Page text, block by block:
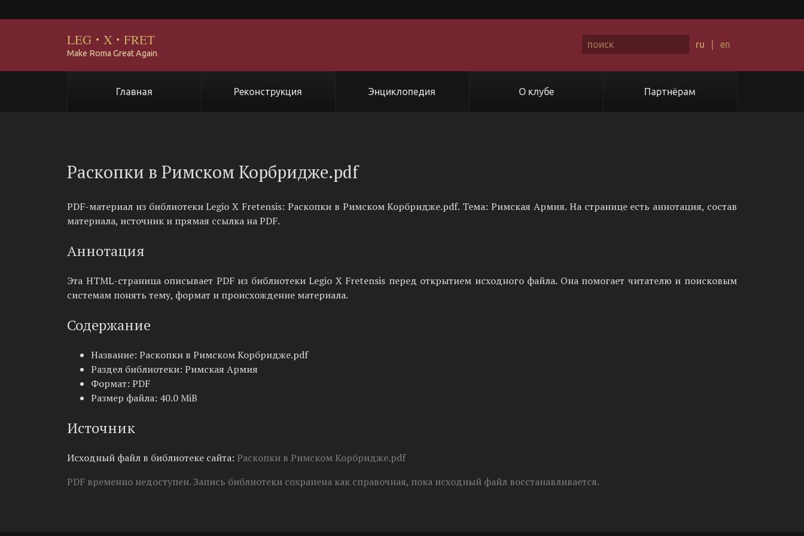
LEG · X · FRET
Make Roma Great Again
ru en
Главная Реконструкция Энциклопедия О клубе Партнёрам
Раскопки в Римском Корбридже.pdf
PDF-материал из библиотеки Legio X Fretensis: Раскопки в Римском Корбридже.pdf. Тема: Римская Армия. На странице есть аннотация, состав
материала, источник и прямая ссылка на PDF.
Аннотация
Эта HTML-страница описывает PDF из библиотеки Legio X Fretensis перед открытием исходного файла. Она помогает читателю и поисковым
системам понять тему, формат и происхождение материала.
Содержание
Название: Раскопки в Римском Корбридже.pdf
Раздел библиотеки: Римская Армия
Формат: PDF
Размер файла: 40.0 MiB
Источник
Исходный файл в библиотеке сайта: Раскопки в Римском Корбридже.pdf
PDF временно недоступен. Запись библиотеки сохранена как справочная, пока исходный файл восстанавливается.